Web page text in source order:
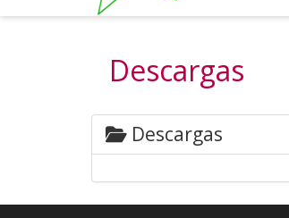
Descargas
Descargas